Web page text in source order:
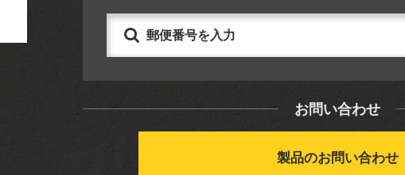
お問い合わせ
製品のお問い合わせ